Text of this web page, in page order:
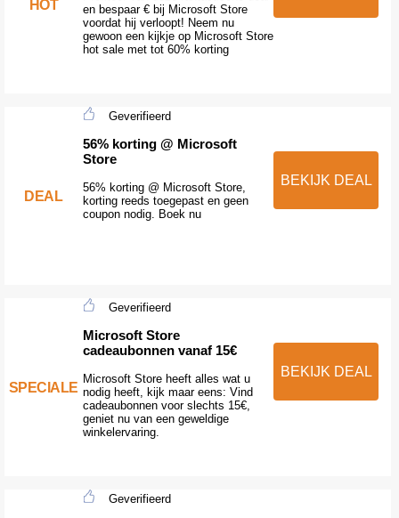
HOT
en bespaar € bij Microsoft Store
voordat hij verloopt! Neem nu
gewoon een kijkje op Microsoft Store
hot sale met tot 60% korting
DEAL
Geverifieerd
56% korting @ Microsoft
Store
56% korting @ Microsoft Store,
korting reeds toegepast en geen
coupon nodig. Boek nu
BEKIJK DEAL
SPECIALE
Geverifieerd
Microsoft Store
cadeaubonnen vanaf 15€
Microsoft Store heeft alles wat u
nodig heeft, kijk maar eens: Vind
cadeaubonnen voor slechts 15€,
geniet nu van een geweldige
winkelervaring.
BEKIJK DEAL
Geverifieerd